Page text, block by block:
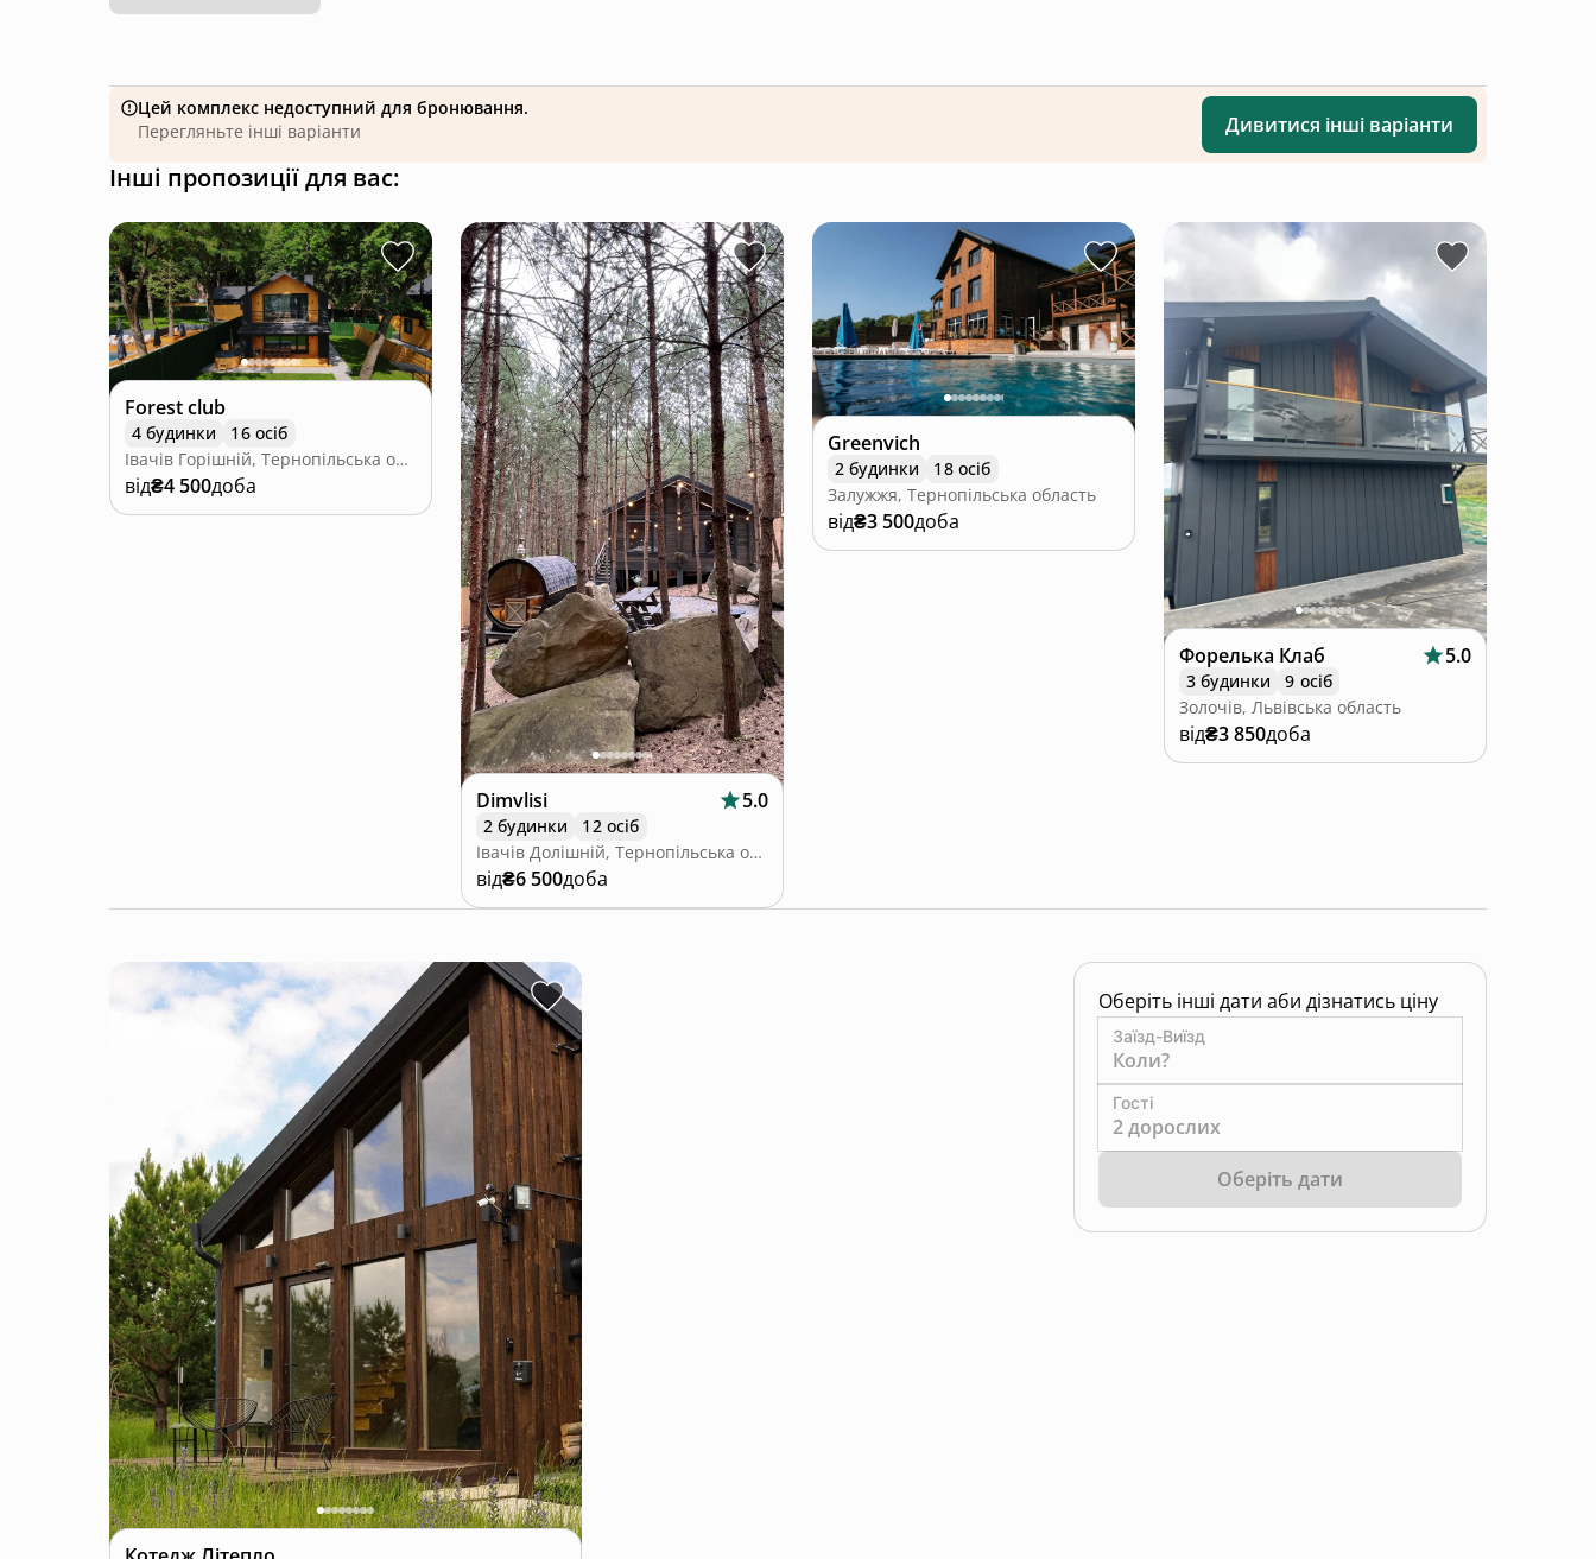
Цей комплекс недоступний для бронювання.
Перегляньте інші варіанти
Дивитися інші варіанти
Інші пропозиції для вас:
Forest club
4 будинки
16 осіб
Івачів Горішній, Тернопільська область
від₴4 500доба
Dimvlisi 5.0
2 будинки
12 осіб
Івачів Долішній, Тернопільська область
від₴6 500доба
Greenvich
2 будинки
18 осіб
Залужжя, Тернопільська область
від₴3 500доба
Форелька Клаб 5.0
3 будинки
9 осіб
Золочів, Львівська область
від₴3 850доба
Оберіть інші дати аби дізнатись ціну
Заїзд-Виїзд
Коли?
Гості
2 дорослих
Оберіть дати